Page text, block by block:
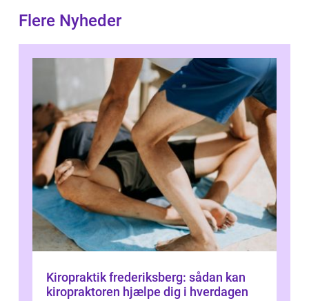
Flere Nyheder
Kiropraktik frederiksberg: sådan kan
kiropraktoren hjælpe dig i hverdagen